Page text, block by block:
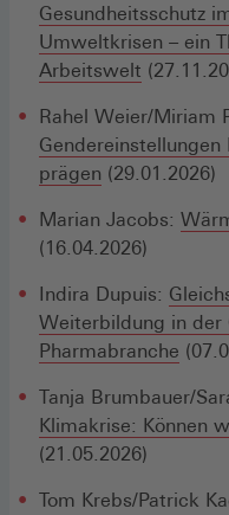
Gesundheitsschutz
Umweltkrisen – ein
Arbeitswelt
Rahel Weier/Miriam
Gendereinstellungen
prägen (29.01.2026)
Marian Jacobs:
(16.04.2026)
Indira Dupuis:
Weiterbildung in der
Pharmabranche
Tanja Brumbauer/
Klimakrise: Können
(21.05.2026)
Tom Krebs/Patrick